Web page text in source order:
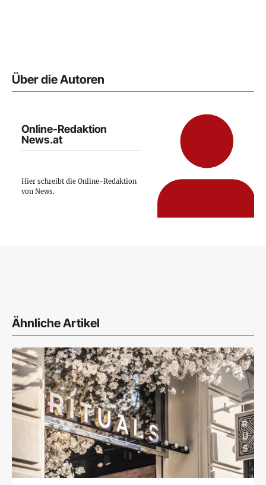
Über die Autoren
Online-Redaktion
News.at
Hier schreibt die Online-Redaktion
von News.
Ähnliche Artikel